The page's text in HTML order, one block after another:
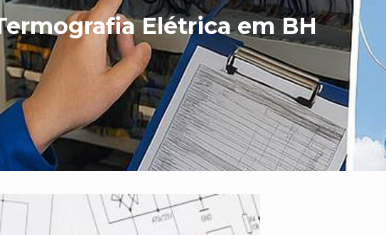
Elétrica em BH